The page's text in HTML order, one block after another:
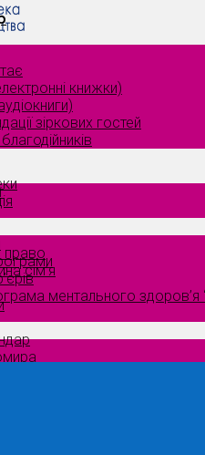
право
сім’я
книжки)
зіркових гостей
ментального здоров’я